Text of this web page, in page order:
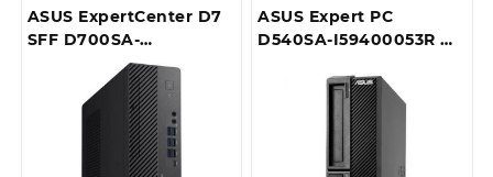
ASUS ExpertCenter D7
SFF D700SA-
510400035T Desktop
ASUS Expert PC
D540SA-I59400053R 商